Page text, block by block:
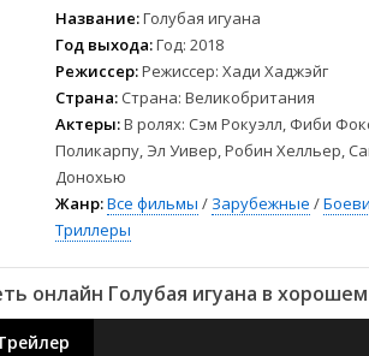
Зарубежные
Название:Голубая игуана
Год выхода:Год: 2018
Режиссер:Режиссер: Хади Хаджэйг
Страна: Страна: Великобритания
Актеры:В ролях: Сэм Рокуэлл, Фиби
Поликарпу, Эл Уивер, Робин Хелльер,
Донохью
Жанр:Все фильмы / Зарубежные /
Триллеры
онлайн Голубая игуана в хорошем